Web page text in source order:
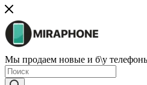
Мы продаем новые и б\у